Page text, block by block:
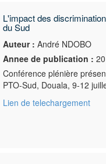
L'impact des
du Sud
Auteur : André NDOBO
Annee de publication :
Conférence plénière
PTO-Sud, Douala, 9-12
Lien de telechargement